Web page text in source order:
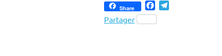
Share Facebook
Partager